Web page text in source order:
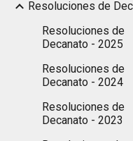
Resoluciones de
Resoluciones de
Decanato - 2025
Resoluciones de
Decanato - 2024
Resoluciones de
Decanato - 2023